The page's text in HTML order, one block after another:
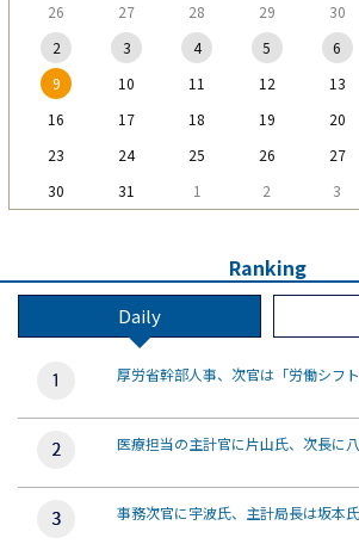
26 27 28 29 30
2
3 4 5 6
9
10 11 12 13
16
17 18 19 20
23
24 25 26 27
30
31 1 2 3
Ranking
Daily
厚労省幹部人事、次官は「労働シフ
医療担当の主計官に片山氏、次長
事務次官に宇波氏、主計局長は坂